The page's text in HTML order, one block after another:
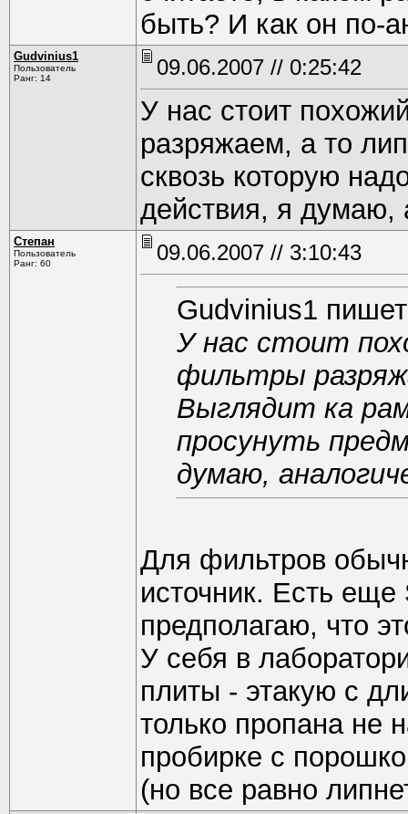
быть? И как он по-
Gudvinius1
Пользователь
Ранг: 14
09.06.2007 // 0:25:42
У нас стоит
разряжаем, а то
сквозь которую
действия, я думаю,
Степан
Пользователь
Ранг: 60
09.06.2007 // 3:10:43
Gudvinius1
У нас стоит
фильтры
Выглядит ка
просунуть
думаю,
Для фильтров
источник. Есть
предполагаю, что
У себя в
плиты - этакую с
только пропана не
пробирке с
(но все равно